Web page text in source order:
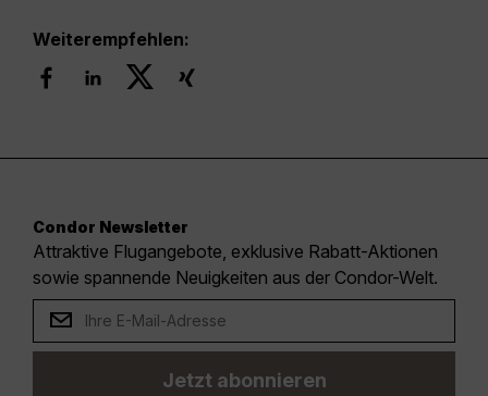
Weiterempfehlen:
Condor Newsletter
Attraktive Flugangebote, exklusive Rabatt-Aktionen
sowie spannende Neuigkeiten aus der Condor-Welt.
Jetzt abonnieren